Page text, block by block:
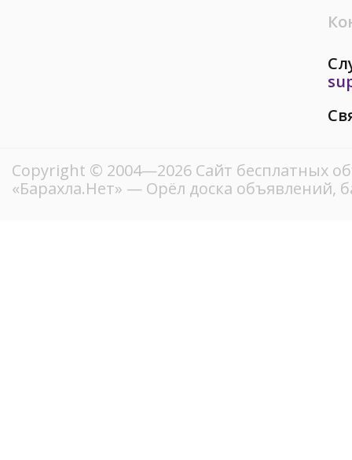
Copyright © 2004—2026 Сайт бесплатных
«Барахла.Нет» — Орёл доска объявлений,